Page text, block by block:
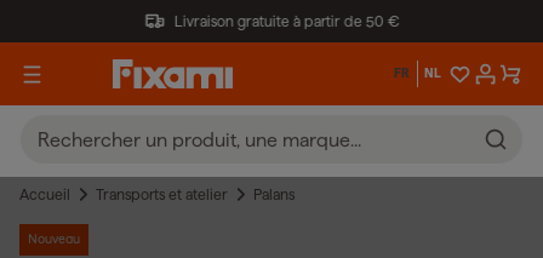
Livraison gratuite à partir de 50 €
FR NL
Accueil Transports et atelier Palans
Nouveau